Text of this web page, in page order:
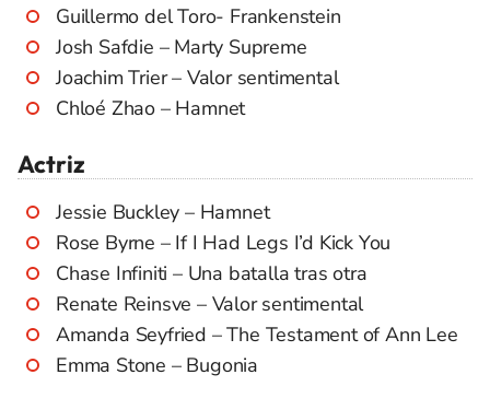
Guillermo del Toro- Frankenstein
Josh Safdie – Marty Supreme
Joachim Trier – Valor sentimental
Chloé Zhao – Hamnet
Actriz
Jessie Buckley – Hamnet
Rose Byrne – If I Had Legs I’d Kick You
Chase Infiniti – Una batalla tras otra
Renate Reinsve – Valor sentimental
Amanda Seyfried – The Testament of Ann Lee
Emma Stone – Bugonia